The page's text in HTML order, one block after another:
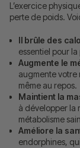
L’exercice
perte de poids.
Il brûle des
essentiel pour
Augmente le
augmente votre
même au repos.
Maintient la
à développer la
métabolisme
Améliore la
endorphines,